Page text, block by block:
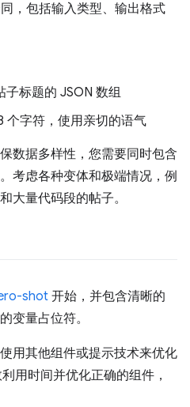
，包括输入类型、输出格式
子标题的 JSON 数组
个字符，使用亲切的语气
数据多样性，您需要同时包含
考虑各种变体和极端情况，例
大量代码段的帖子。
shot 开始，并包含清晰的
变量占位符。
用其他组件或提示技术来优化
用时间并优化正确的组件，